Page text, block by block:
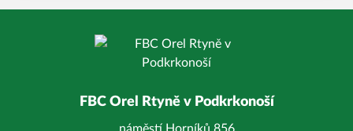
FBC Orel Rtyně v Podkrkonoší